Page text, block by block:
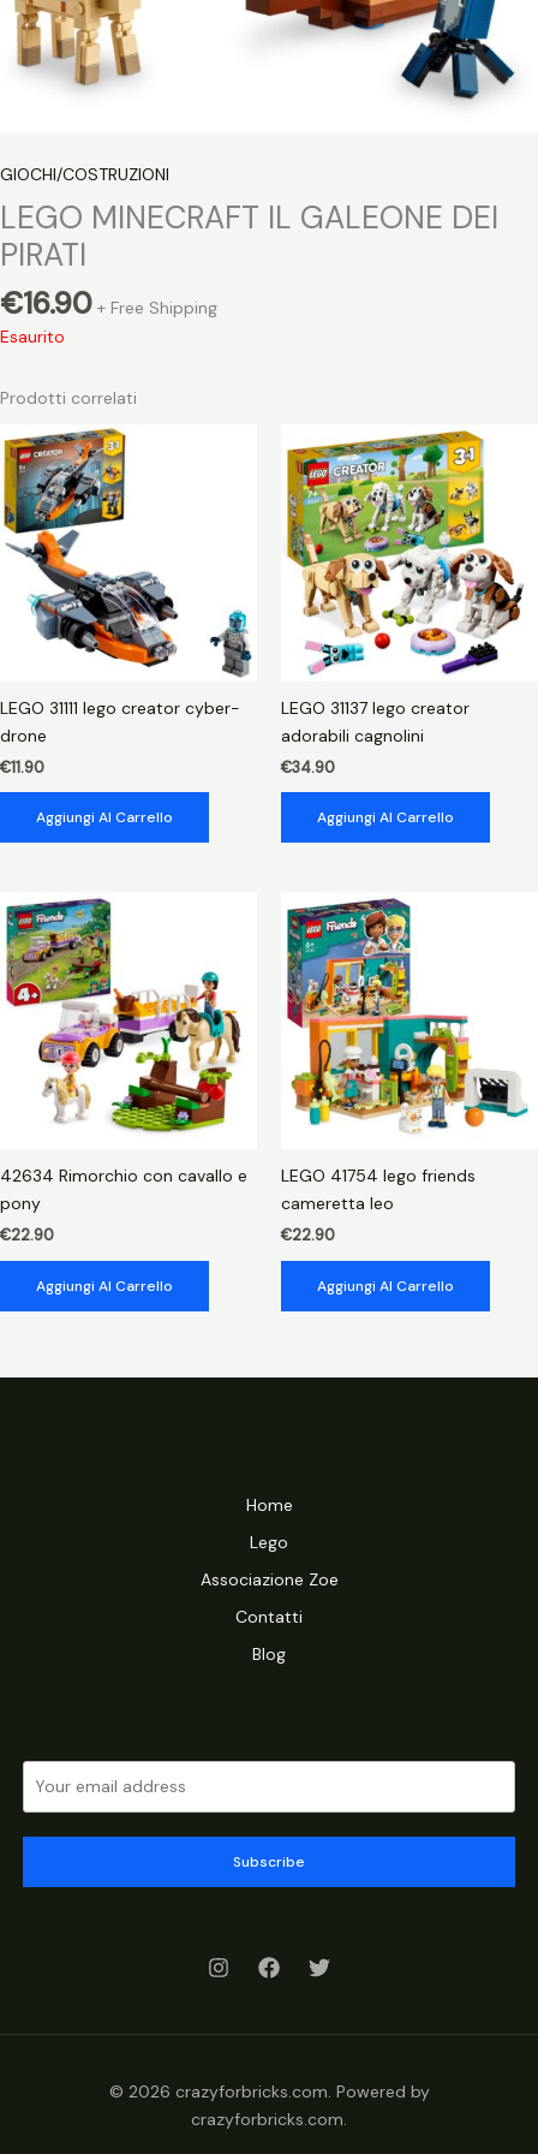
GIOCHI/COSTRUZIONI
LEGO MINECRAFT IL GALEONE DEI
PIRATI
€16.90 + Free Shipping
Esaurito
Prodotti correlati
LEGO 31111 lego creator cyber-
drone
€11.90
Aggiungi Al Carrello
LEGO 31137 lego creator
adorabili cagnolini
€34.90
Aggiungi Al Carrello
42634 Rimorchio con cavallo e
pony
€22.90
Aggiungi Al Carrello
LEGO 41754 lego friends
cameretta leo
€22.90
Aggiungi Al Carrello
Home
Lego
Associazione Zoe
Contatti
Blog
Subscribe
© 2026 crazyforbricks.com. Powered by
crazyforbricks.com.